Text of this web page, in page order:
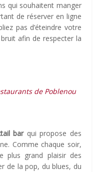
qui souhaitent manger
de réserver en ligne
pas d’éteindre votre
afin de respecter la
de Poblenou
barqui propose des
Comme chaque soir,
plus grand plaisir des
de la pop, du blues, du